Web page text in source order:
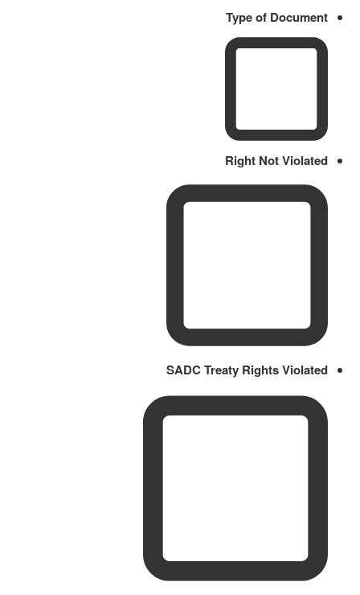
Type of Document
Right Not Violated
SADC Treaty Rights Violated